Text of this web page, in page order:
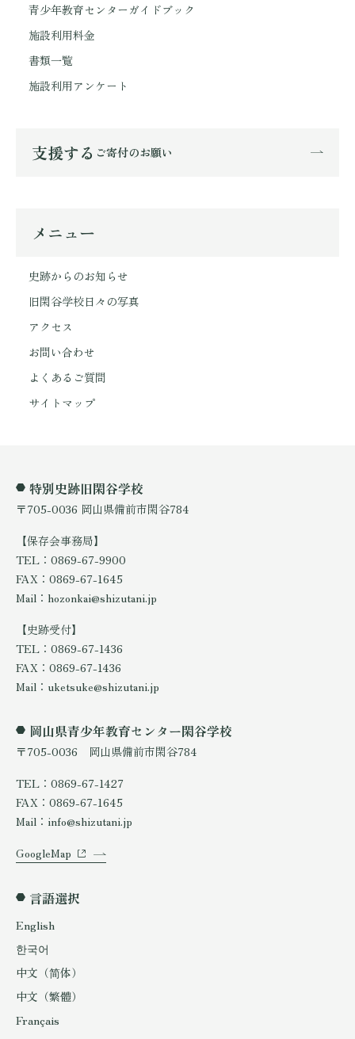
青少年教育センターガイドブック
施設利用料金
書類一覧
施設利用アンケート
支援する ご寄付のお願い
メニュー
史跡からのお知らせ
旧閑谷学校日々の写真
アクセス
お問い合わせ
よくあるご質問
サイトマップ
特別史跡旧閑谷学校
〒705-0036 岡山県備前市閑谷784
【保存会事務局】
TEL：0869-67-9900
FAX：0869-67-1645
Mail：hozonkai@shizutani.jp
【史跡受付】
TEL：0869-67-1436
FAX：0869-67-1436
Mail：uketsuke@shizutani.jp
岡山県青少年教育センター閑谷学校
〒705-0036 岡山県備前市閑谷784
TEL：0869-67-1427
FAX：0869-67-1645
Mail：info@shizutani.jp
GoogleMap
言語選択
English
한국어
中文（简体）
中文（繁體）
Français